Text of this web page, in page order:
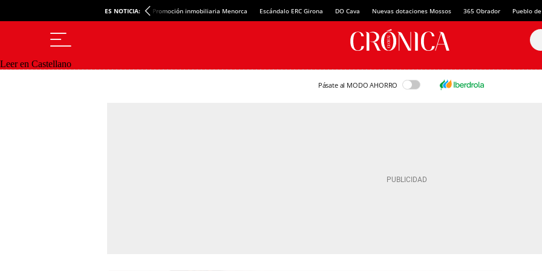
ES NOTICIA: Promoción inmobiliaria Menorca Escándalo ERC Girona DO Cava Nuevas dotaciones Mossos 365 Obrador Pueblo
Leer en Castellano
Pásate al MODO AHORRO